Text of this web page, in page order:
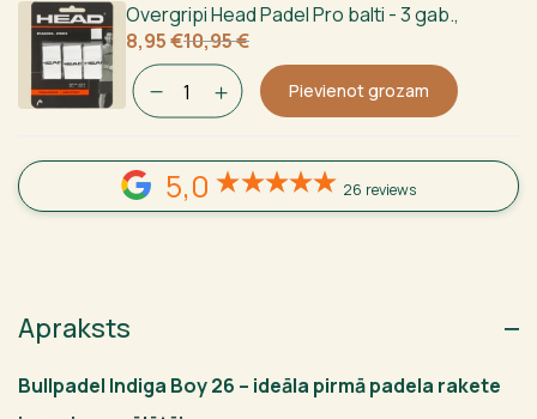
Overgripi Head Padel Pro balti - 3 gab.,
10,95€
Sākotnējā
cena
bija:
10,95 €.
8,95€
Current
price
is:
8,95 €.
Pievienot grozam
5,0 26 reviews
Apraksts
Bullpadel Indiga Boy 26 – ideāla pirmā padela rakete